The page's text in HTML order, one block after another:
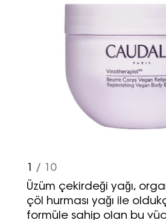
1 / 10
Üzüm çekirdeği yağı,
çöl hurması yağı ile
formüle sahip olan bu